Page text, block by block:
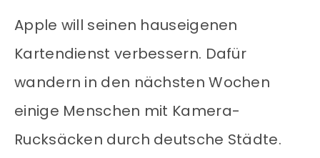
Apple will seinen hauseigenen
Kartendienst verbessern. Dafür
wandern in den nächsten Wochen
einige Menschen mit Kamera-
Rucksäcken durch deutsche Städte.